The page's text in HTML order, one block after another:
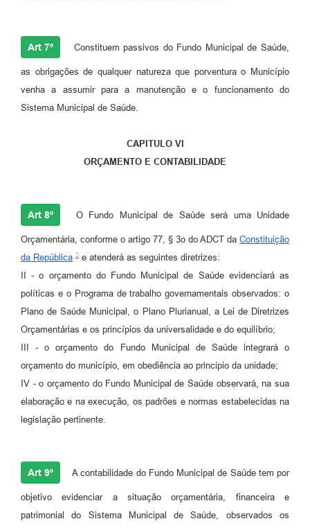
Art 7º Constituem passivos do Fundo Municipal de Saúde,
as obrigações de qualquer natureza que porventura o Município
venha a assumir para a manutenção e o funcionamento do
Sistema Municipal de Saúde.
CAPITULO VI
ORÇAMENTO E CONTABILIDADE
Art 8º O Fundo Municipal de Saúde será uma Unidade
Orçamentária, conforme o artigo 77, § 3o do ADCT da Constituição
da República
e atenderá as seguintes diretrizes:
II - o orçamento do Fundo Municipal de Saúde evidenciará as
políticas e o Programa de trabalho governamentais observados: o
Plano de Saúde Municipal, o Plano Plurianual, a Lei de Diretrizes
Orçamentárias e os princípios da universalidade e do equilíbrio;
III - o orçamento do Fundo Municipal de Saúde integrará o
orçamento do município, em obediência ao principio da unidade;
IV - o orçamento do Fundo Municipal de Saúde observará, na sua
elaboração e na execução, os padrões e normas estabelecidas na
legislação pertinente.
Art 9º A contabilidade do Fundo Municipal de Saúde tem por
objetivo evidenciar a situação orçamentária, financeira e
patrimonial do Sistema Municipal de Saúde, observados os